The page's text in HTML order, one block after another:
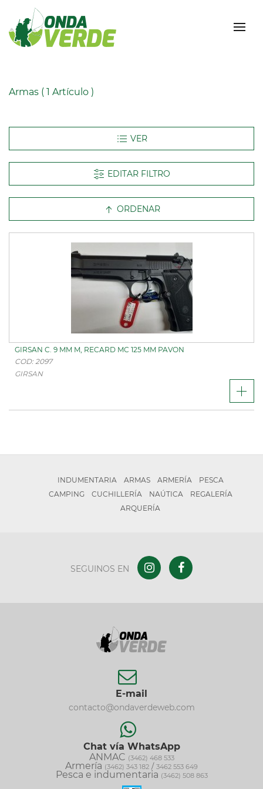
Armas ( 1 Artículo )
EDITAR FILTRO
ORDENAR
GIRSAN C. 9 MM M, RECARD MC 125 MM PAVON
COD: 2097
GIRSAN
INDUMENTARIA ARMAS ARMERÍA
PESCA
CAMPING
CUCHILLERÍA NAÚTICA
REGALERÍA
ARQUERÍA
SEGUINOS EN
E-mail
contacto@ondaverdeweb.com
Chat vía WhatsApp
ANMAC (3462) 468 533
Armería (3462) 343 182 / 3462 553 649
Pesca e indumentaria (3462) 508 863